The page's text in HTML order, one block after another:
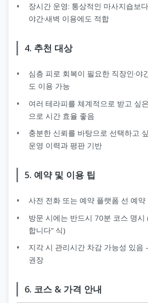
장시간 운영: 통상적인 마사지숍보
야간·새벽 이용에도 적합
4. 추천 대상
심층 피로 회복이 필요한 직장인·야
도 이용 가능
여러 테라피를 체계적으로 받고 싶
으로 시간 효율 좋음
충분한 신뢰를 바탕으로 선택하고
운영 이력과 평판 기반
5. 예약 및 이용 팁
사전 전화 또는 예약 플랫폼 선 예약
방문 시에는 반드시 70분 코스 명시
합니다” 식)
지각 시 관리시간 차감 가능성 있
권장
6. 코스 & 가격 안내